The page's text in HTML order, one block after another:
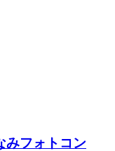
フォトコン